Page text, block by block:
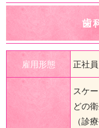
歯
雇用形態 正社
スケ
どの
（診